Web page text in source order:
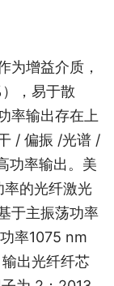
为增益介质，
，易于散
率输出存在上
/ 偏振 /光谱 /
功率输出。美
率的光纤激光
于主振荡功率
率1075 nm
出光纤纤芯